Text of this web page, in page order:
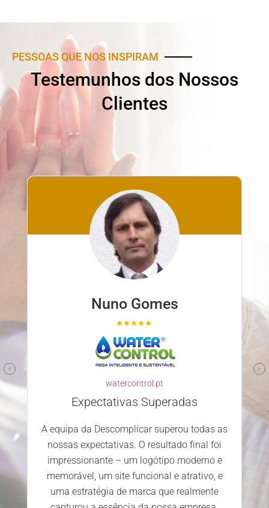
PESSOAS QUE NOS INSPIRAM
Testemunhos dos Nossos
Clientes
Nuno Gomes
watercontrol.pt
Expectativas Superadas
A equipa da Descomplicar superou todas as
nossas expectativas. O resultado final foi
impressionante – um logótipo moderno e
memorável, um site funcional e atrativo, e
uma estratégia de marca que realmente